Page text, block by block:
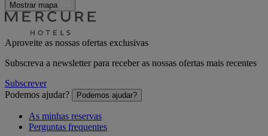
Mostrar mapa
Aproveite as nossas ofertas exclusivas
Subscreva a newsletter para receber as nossas ofertas mais recentes
Subscrever
Podemos ajudar?
Podemos ajudar?
As minhas reservas
Perguntas frequentes